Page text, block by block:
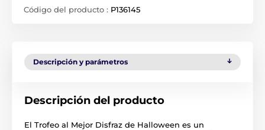
Código del producto : P136145
Descripción y parámetros
Descripción del producto
El Trofeo al Mejor Disfraz de Halloween es un